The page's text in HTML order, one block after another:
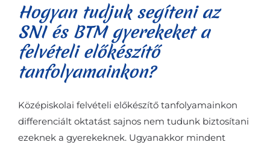
Hogyan tudjuk segíteni az
SNI és BTM gyerekeket a
felvételi előkészítő
tanfolyamainkon?
Középiskolai felvételi előkészítő tanfolyamainkon
differenciált oktatást sajnos nem tudunk biztosítani
ezeknek a gyerekeknek. Ugyanakkor mindent